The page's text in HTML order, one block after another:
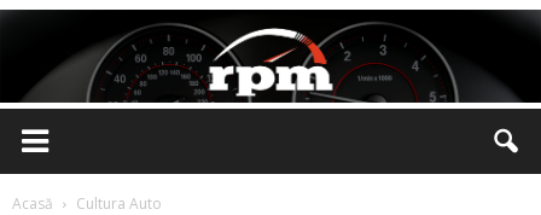
Acasă Cultura Auto